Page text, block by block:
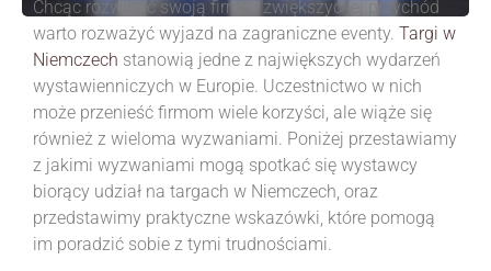
Chcąc rozwinąć swoją firmę i zwiększyć jej przychód
warto rozważyć wyjazd na zagraniczne eventy. Targi w
Niemczech stanowią jedne z największych wydarzeń
wystawienniczych w Europie. Uczestnictwo w nich
może przenieść firmom wiele korzyści, ale wiąże się
również z wieloma wyzwaniami. Poniżej przestawiamy
z jakimi wyzwaniami mogą spotkać się wystawcy
biorący udział na targach w Niemczech, oraz
przedstawimy praktyczne wskazówki, które pomogą
im poradzić sobie z tymi trudnościami.